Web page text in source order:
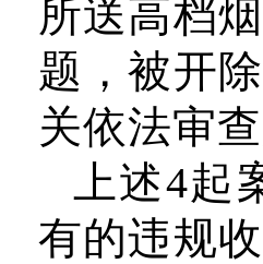
所送高档
题，被开
关依法审查
上述4起
有的违规